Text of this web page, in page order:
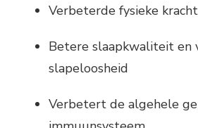
Verbeterde fysieke
Betere slaapkwaliteit en
slapeloosheid
Verbetert de algehele